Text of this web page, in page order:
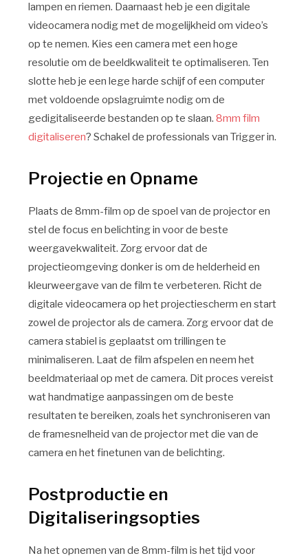
lampen en riemen. Daarnaast heb je een digitale
videocamera nodig met de mogelijkheid om video’s
op te nemen. Kies een camera met een hoge
resolutie om de beeldkwaliteit te optimaliseren. Ten
slotte heb je een lege harde schijf of een computer
met voldoende opslagruimte nodig om de
gedigitaliseerde bestanden op te slaan. 8mm film
digitaliseren? Schakel de professionals van Trigger in.
Projectie en Opname
Plaats de 8mm-film op de spoel van de projector en
stel de focus en belichting in voor de beste
weergavekwaliteit. Zorg ervoor dat de
projectieomgeving donker is om de helderheid en
kleurweergave van de film te verbeteren. Richt de
digitale videocamera op het projectiescherm en start
zowel de projector als de camera. Zorg ervoor dat de
camera stabiel is geplaatst om trillingen te
minimaliseren. Laat de film afspelen en neem het
beeldmateriaal op met de camera. Dit proces vereist
wat handmatige aanpassingen om de beste
resultaten te bereiken, zoals het synchroniseren van
de framesnelheid van de projector met die van de
camera en het finetunen van de belichting.
Postproductie en
Digitaliseringsopties
Na het opnemen van de 8mm-film is het tijd voor